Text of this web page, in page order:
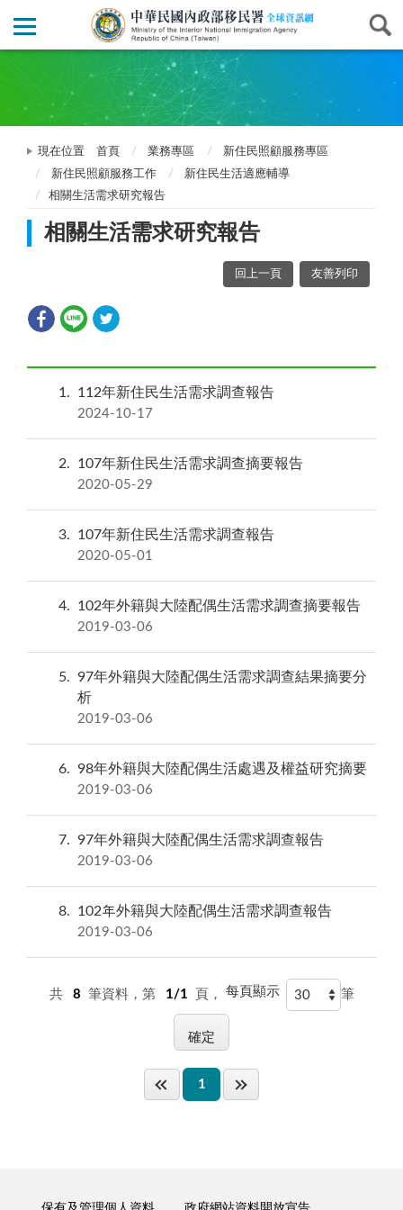
現在位置 首頁 業務專區
新住民照顧服務專區
新住民照顧服務工作
新住民生活適應輔導
相關生活需求研究報告
相關生活需求研究報告
回上一頁 友善列印
1 112年新住民生活需求調查報告
2024-10-17
2 107年新住民生活需求調查摘要報告
2020-05-29
3 107年新住民生活需求調查報告
2020-05-01
4 102年外籍與大陸配偶生活需求調查摘要報告
2019-03-06
5
97年外籍與大陸配偶生活需求調查結果摘要分
析
2019-03-06
6 98年外籍與大陸配偶生活處遇及權益研究摘要
2019-03-06
7 97年外籍與大陸配偶生活需求調查報告
2019-03-06
8 102年外籍與大陸配偶生活需求調查報告
2019-03-06
共 8 筆資料，第 1/1 頁， 每頁顯示 筆
1